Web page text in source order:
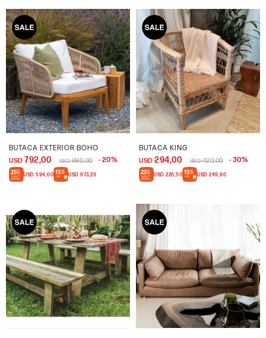
BUTACA EXTERIOR BOHO
USD 792,00 USD 990,00 20
USD 594,00 USD 673,20
BUTACA KING
USD 294,00 USD 420,00 30
USD 220,50 USD 249,90